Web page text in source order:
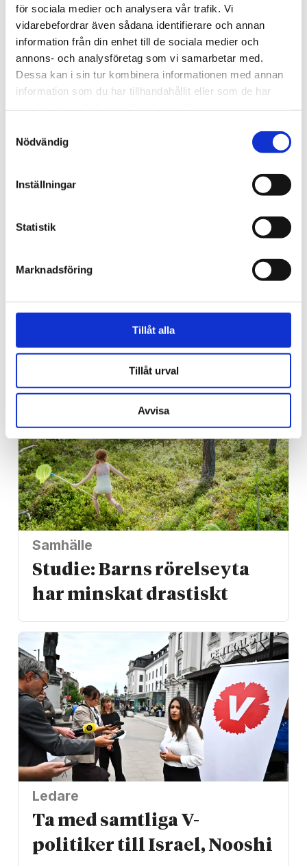
för sociala medier och analysera vår trafik. Vi
vidarebefordrar även sådana identifierare och annan
information från din enhet till de sociala medier och
annons- och analysföretag som vi samarbetar med.
Dessa kan i sin tur kombinera informationen med annan
information som du har tillhandahållit eller som de har
Nödvändig
Inställningar
Statistik
Marknadsföring
Tillåt alla
Tillåt urval
Avvisa
Vardag
Blygsam bidrags­höjning
att vänta nästa år
grund av facket
Samhälle
Studie: Barns rörelseyta
har minskat drastiskt
Ledare
Ta med samtliga V-
politiker till Israel, Nooshi